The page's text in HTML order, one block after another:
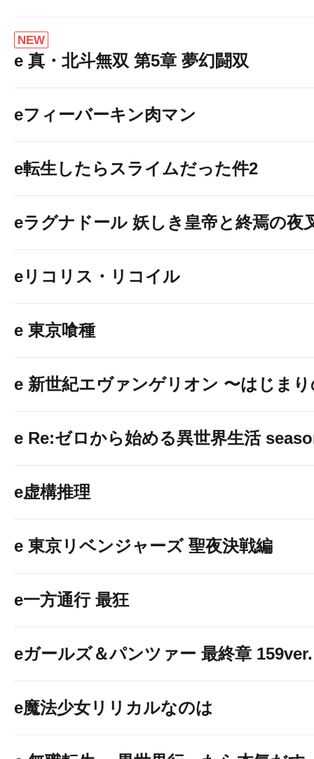
NEW
e 真・北斗無双 第5章 夢幻闘双
eフィーバーキン肉マン
e転生したらスライムだった件2
eラグナドール 妖しき皇帝と終焉の夜
eリコリス・リコイル
e 東京喰種
e 新世紀エヴァンゲリオン 〜はじま
e Re:ゼロから始める異世界生活
e虚構推理
e 東京リベンジャーズ 聖夜決戦編
e一方通行 最狂
eガールズ＆パンツァー 最終章 159ver.
e魔法少女リリカルなのは